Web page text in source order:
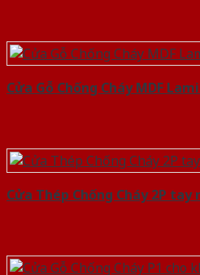
Cửa Gỗ Chống Cháy MDF
Cửa Thép Chống Cháy 2P tay